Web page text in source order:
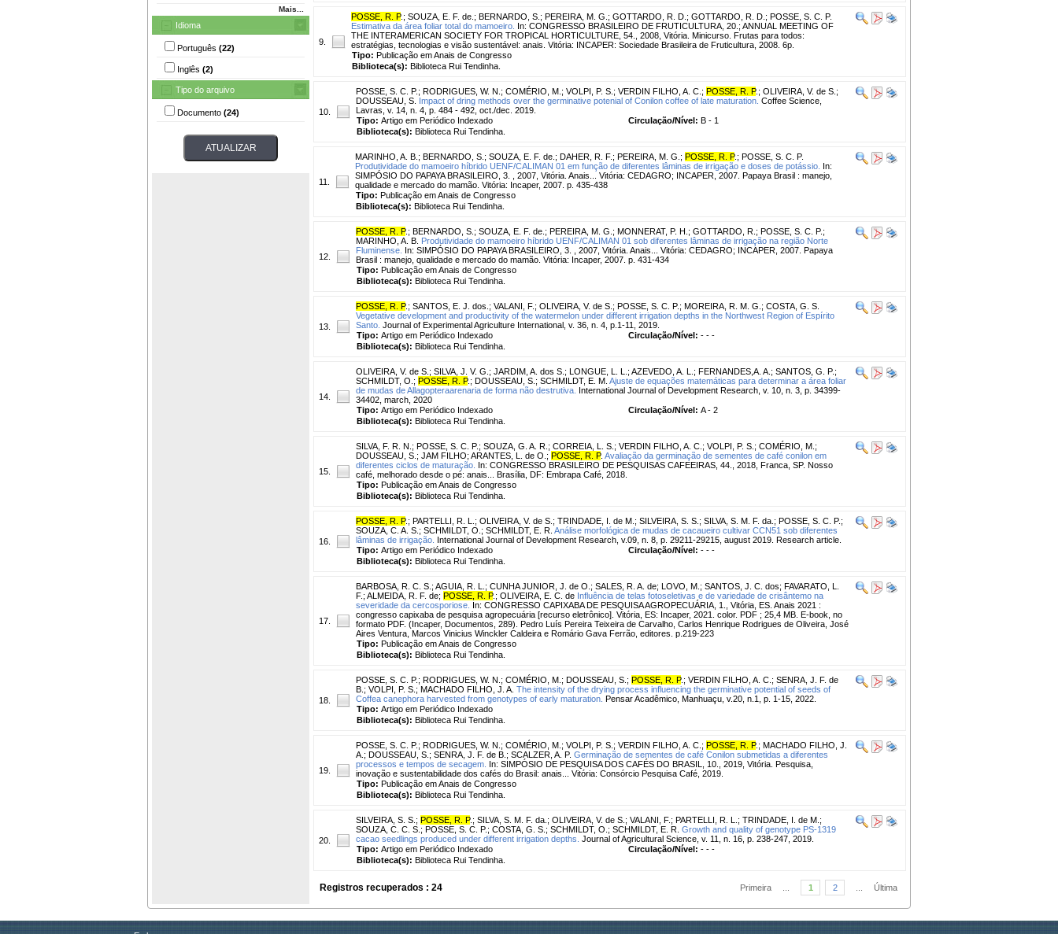
Mais...
Idioma
Português (22)
Inglês (2)
Tipo do arquivo
Documento (24)
9.
POSSE, R. P. ; SOUZA, E. F. de. ; BERNARDO, S. ; PEREIRA, M. G. ; GOTTARDO, R. D. ; GOTTARDO, R. D. ; POSSE, S. C. P.
Estimativa da área foliar total do mamoeiro. In: CONGRESSO BRASILEIRO DE FRUTICULTURA, 20.; ANNUAL MEETING OF
THE INTERAMERICAN SOCIETY FOR TROPICAL HORTICULTURE, 54., 2008, Vitória. Minicurso. Frutas para todos:
estratégias, tecnologias e visão sustentável: anais. Vitória: INCAPER: Sociedade Brasileira de Fruticultura, 2008. 6p.
Tipo: Publicação em Anais de Congresso
Biblioteca(s): Biblioteca Rui Tendinha.
10.
POSSE, S. C. P. ; RODRIGUES, W. N. ; COMÉRIO, M. ; VOLPI, P. S. ; VERDIN FILHO, A. C. ; POSSE, R. P. ; OLIVEIRA, V. de S. ;
DOUSSEAU, S. Impact of dring methods over the germinative potenial of Conilon coffee of late maturation. Coffee Science,
Lavras, v. 14, n. 4, p. 484 - 492, oct./dec. 2019.
Tipo: Artigo em Periódico Indexado Circulação/Nível: B - 1
Biblioteca(s): Biblioteca Rui Tendinha.
11.
MARINHO, A. B. ; BERNARDO, S. ; SOUZA, E. F. de. ; DAHER, R. F. ; PEREIRA, M. G. ; POSSE, R. P. ; POSSE, S. C. P.
Produtividade do mamoeiro híbrido UENF/CALIMAN 01 em função de diferentes lâminas de irrigação e doses de potássio. In:
SIMPÓSIO DO PAPAYA BRASILEIRO, 3. , 2007, Vitória. Anais... Vitória: CEDAGRO; INCAPER, 2007. Papaya Brasil : manejo,
qualidade e mercado do mamão. Vitória: Incaper, 2007. p. 435-438
Tipo: Publicação em Anais de Congresso
Biblioteca(s): Biblioteca Rui Tendinha.
12.
POSSE, R. P. ; BERNARDO, S. ; SOUZA, E. F. de. ; PEREIRA, M. G. ; MONNERAT, P. H. ; GOTTARDO, R. ; POSSE, S. C. P. ;
MARINHO, A. B. Produtividade do mamoeiro híbrido UENF/CALIMAN 01 sob diferentes lâminas de irrigação na região Norte
Fluminense. In: SIMPÓSIO DO PAPAYA BRASILEIRO, 3. , 2007, Vitória. Anais... Vitória: CEDAGRO; INCAPER, 2007. Papaya
Brasil : manejo, qualidade e mercado do mamão. Vitória: Incaper, 2007. p. 431-434
Tipo: Publicação em Anais de Congresso
Biblioteca(s): Biblioteca Rui Tendinha.
13.
POSSE, R. P. ; SANTOS, E. J. dos. ; VALANI, F. ; OLIVEIRA, V. de S. ; POSSE, S. C. P. ; MOREIRA, R. M. G. ; COSTA, G. S.
Vegetative development and productivity of the watermelon under different irrigation depths in the Northwest Region of Espírito
Santo. Journal of Experimental Agriculture International, v. 36, n. 4, p.1-11, 2019.
Tipo: Artigo em Periódico Indexado Circulação/Nível: - - -
Biblioteca(s): Biblioteca Rui Tendinha.
14.
OLIVEIRA, V. de S. ; SILVA, J. V. G. ; JARDIM, A. dos S. ; LONGUE, L. L. ; AZEVEDO, A. L. ; FERNANDES,A. A. ; SANTOS, G. P. ;
SCHMILDT, O. ; POSSE, R. P. ; DOUSSEAU, S. ; SCHMILDT, E. M. Ajuste de equações matemáticas para determinar a área foliar
de mudas de Allagopteraarenaria de forma não destrutiva. International Journal of Development Research, v. 10, n. 3, p. 34399-
34402, march, 2020
Tipo: Artigo em Periódico Indexado Circulação/Nível: A - 2
Biblioteca(s): Biblioteca Rui Tendinha.
15.
SILVA, F. R. N. ; POSSE, S. C. P. ; SOUZA, G. A. R. ; CORREIA, L. S. ; VERDIN FILHO, A. C. ; VOLPI, P. S. ; COMÉRIO, M. ;
DOUSSEAU, S. ; JAM FILHO; ARANTES, L. de O. ; POSSE, R. P. Avaliação da germinação de sementes de café conilon em
diferentes ciclos de maturação. In: CONGRESSO BRASILEIRO DE PESQUISAS CAFEEIRAS, 44., 2018, Franca, SP. Nosso
café, melhorado desde o pé: anais... Brasília, DF: Embrapa Café, 2018.
Tipo: Publicação em Anais de Congresso
Biblioteca(s): Biblioteca Rui Tendinha.
16.
POSSE, R. P. ; PARTELLI, R. L. ; OLIVEIRA, V. de S. ; TRINDADE, I. de M. ; SILVEIRA, S. S. ; SILVA, S. M. F. da. ; POSSE, S. C. P. ;
SOUZA, C. A. S. ; SCHMILDT, O. ; SCHMILDT, E. R. Análise morfológica de mudas de cacaueiro cultivar CCN51 sob diferentes
lâminas de irrigação. International Journal of Development Research, v.09, n. 8, p. 29211-29215, august 2019. Research article.
Tipo: Artigo em Periódico Indexado Circulação/Nível: - - -
Biblioteca(s): Biblioteca Rui Tendinha.
17.
BARBOSA, R. C. S. ; AGUIA, R. L. ; CUNHA JUNIOR, J. de O. ; SALES, R. A. de; LOVO, M. ; SANTOS, J. C. dos; FAVARATO, L.
F. ; ALMEIDA, R. F. de; POSSE, R. P. ; OLIVEIRA, E. C. de Influência de telas fotoseletivas e de variedade de crisântemo na
severidade da cercosporiose. In: CONGRESSO CAPIXABA DE PESQUISA AGROPECUÁRIA, 1., Vitória, ES. Anais 2021 :
congresso capixaba de pesquisa agropecuária [recurso eletrônico]. Vitória, ES: Incaper, 2021. color. PDF ; 25,4 MB. E-book, no
formato PDF. (Incaper, Documentos, 289). Pedro Luís Pereira Teixeira de Carvalho, Carlos Henrique Rodrigues de Oliveira, José
Aires Ventura, Marcos Vinicius Winckler Caldeira e Romário Gava Ferrão, editores. p.219-223
Tipo: Publicação em Anais de Congresso
Biblioteca(s): Biblioteca Rui Tendinha.
18.
POSSE, S. C. P. ; RODRIGUES, W. N. ; COMÉRIO, M. ; DOUSSEAU, S. ; POSSE, R. P. ; VERDIN FILHO, A. C. ; SENRA, J. F. de
B. ; VOLPI, P. S. ; MACHADO FILHO, J. A. The intensity of the drying process influencing the germinative potential of seeds of
Coffea canephora harvested from genotypes of early maturation. Pensar Acadêmico, Manhuaçu, v.20, n.1, p. 1-15, 2022.
Tipo: Artigo em Periódico Indexado
Biblioteca(s): Biblioteca Rui Tendinha.
19.
POSSE, S. C. P. ; RODRIGUES, W. N. ; COMÉRIO, M. ; VOLPI, P. S. ; VERDIN FILHO, A. C. ; POSSE, R. P. ; MACHADO FILHO, J.
A. ; DOUSSEAU, S. ; SENRA, J. F. de B. ; SCALZER, A. P. Germinação de sementes de café Conilon submetidas a diferentes
processos e tempos de secagem. In: SIMPÓSIO DE PESQUISA DOS CAFÉS DO BRASIL, 10., 2019, Vitória. Pesquisa,
inovação e sustentabilidade dos cafés do Brasil: anais... Vitória: Consórcio Pesquisa Café, 2019.
Tipo: Publicação em Anais de Congresso
Biblioteca(s): Biblioteca Rui Tendinha.
20.
SILVEIRA, S. S. ; POSSE, R. P. ; SILVA, S. M. F. da. ; OLIVEIRA, V. de S. ; VALANI, F. ; PARTELLI, R. L. ; TRINDADE, I. de M. ;
SOUZA, C. C. S. ; POSSE, S. C. P. ; COSTA, G. S. ; SCHMILDT, O. ; SCHMILDT, E. R. Growth and quality of genotype PS-1319
cacao seedlings produced under different irrigation depths. Journal of Agricultural Science, v. 11, n. 16, p. 238-247, 2019.
Tipo: Artigo em Periódico Indexado Circulação/Nível: - - -
Biblioteca(s): Biblioteca Rui Tendinha.
Registros recuperados : 24 Primeira 1 2 Última